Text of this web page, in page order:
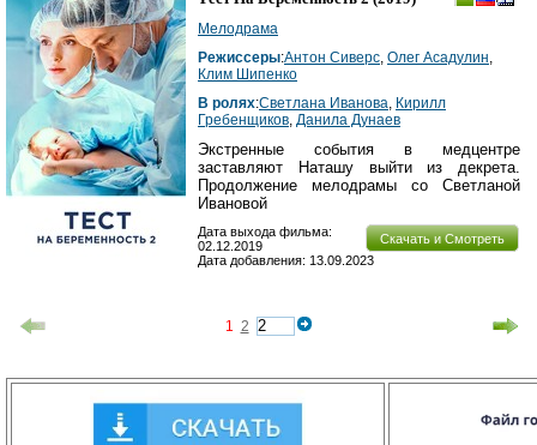
Мелодрама
Режиссеры:Антон Сиверс Олег Асадулин
Клим Шипенко
В ролях:Светлана Иванова Кирилл
Гребенщиков Данила Дунаев
Экстренные события в медцентре
заставляют Наташу выйти из декрета.
Продолжение мелодрамы со Светланой
Ивановой
Скачать и Смотреть
Дата выхода фильма:
02.12.2019
Дата добавления: 13.09.2023
1 2